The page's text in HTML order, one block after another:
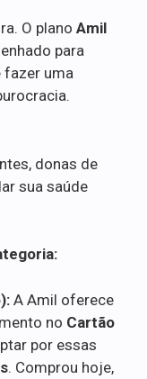
O plano Amil
para
fazer uma
donas de
sua saúde
A Amil oferece
no Cartão
por essas
. Comprou hoje,